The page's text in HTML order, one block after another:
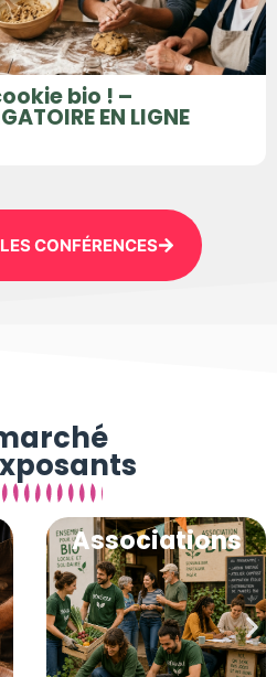
bio ! –
EN LIGNE
CONFÉRENCES
Associations